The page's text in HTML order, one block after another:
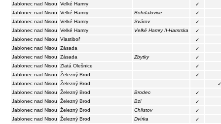
Jablonec nad Nisou
Velké Hamry
✓
Jablonec nad Nisou
Velké Hamry Bohdalovice
✓
Jablonec nad Nisou
Velké Hamry Svárov
✓
Jablonec nad Nisou
Velké Hamry Velké Hamry II-Hamrska
✓
Jablonec nad Nisou
Vlastiboř
✓
Jablonec nad Nisou
Zásada
✓
Jablonec nad Nisou
Zásada Zbytky
✓
Jablonec nad Nisou
Zlatá Olešnice
✓
Jablonec nad Nisou
Železný Brod
✓
Jablonec nad Nisou
Železný Brod
✓
Jablonec nad Nisou
Železný Brod Brodec
✓
Jablonec nad Nisou
Železný Brod Bzí
✓
Jablonec nad Nisou
Železný Brod Chlístov
✓
Jablonec nad Nisou
Železný Brod Dvírka
✓